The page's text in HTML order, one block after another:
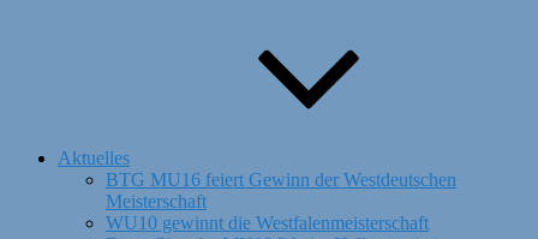
Aktuelles
BTG MU16 feiert Gewinn der Westdeutschen
Meisterschaft
WU10 gewinnt die Westfalenmeisterschaft